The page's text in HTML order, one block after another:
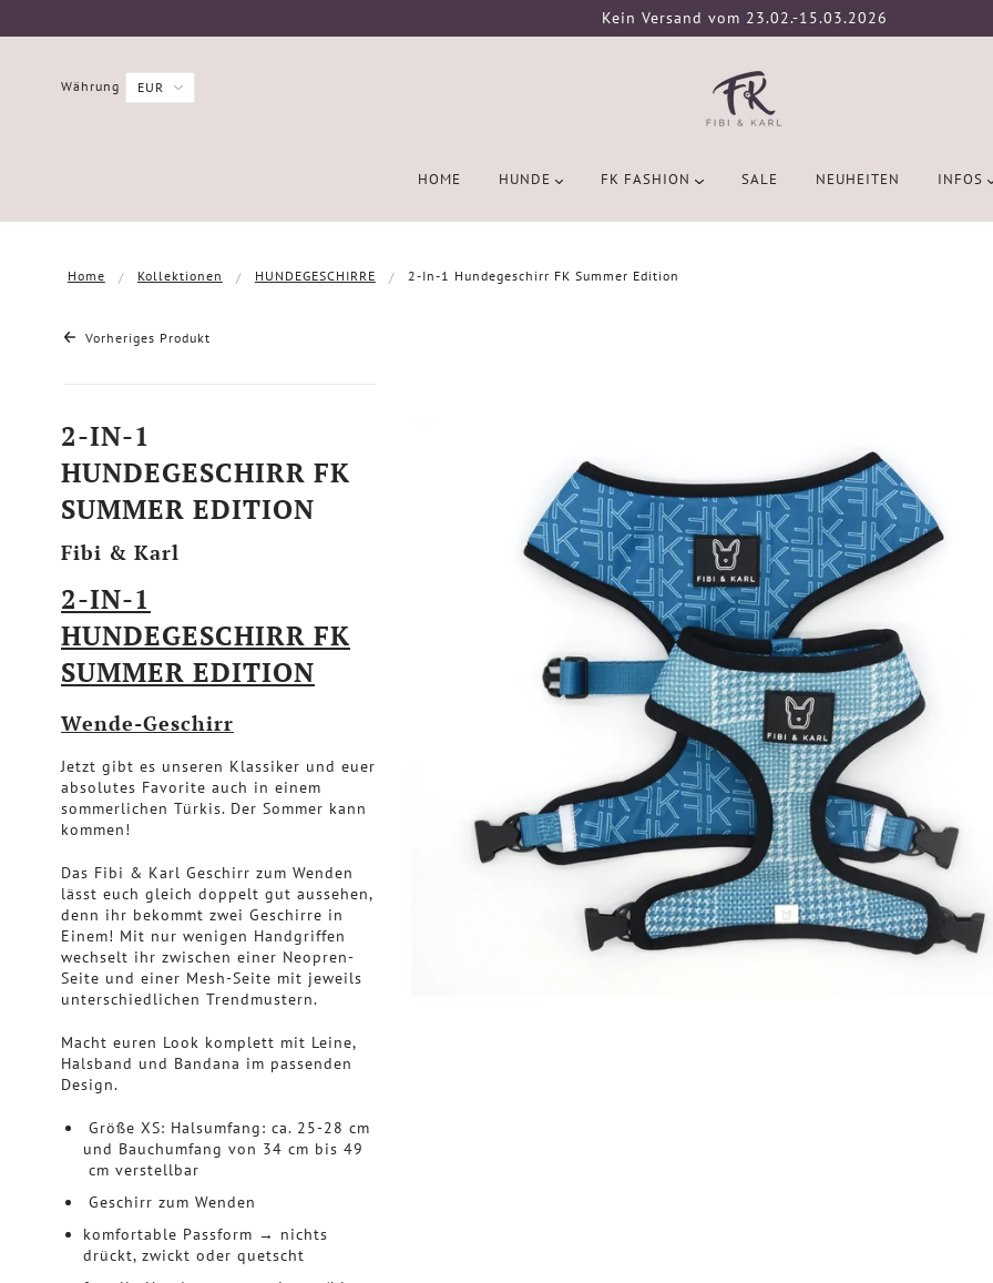
Kein Versand vom 23.02.-15.03.2026
Währung
HOME HUNDE FK FASHION SALE NEUHEITEN INFOS
Home Kollektionen HUNDEGESCHIRRE 2-In-1 Hundegeschirr FK Summer Edition
Vorheriges Produkt
2-IN-1
HUNDEGESCHIRR FK
SUMMER EDITION
Fibi & Karl
2-IN-1
HUNDEGESCHIRR FK
SUMMER EDITION
Wende-Geschirr
Jetzt gibt es unseren Klassiker und euer
absolutes Favorite auch in einem
sommerlichen Türkis. Der Sommer kann
kommen!
Das Fibi & Karl Geschirr zum Wenden
lässt euch gleich doppelt gut aussehen,
denn ihr bekommt zwei Geschirre in
Einem! Mit nur wenigen Handgriffen
wechselt ihr zwischen einer Neopren-
Seite und einer Mesh-Seite mit jeweils
unterschiedlichen Trendmustern.
Macht euren Look komplett mit Leine,
Halsband und Bandana im passenden
Design.
Größe XS: Halsumfang: ca. 25-28 cm
und Bauchumfang von 34 cm bis 49
cm verstellbar
Geschirr zum Wenden
komfortable Passform → nichts
drückt, zwickt oder quetscht